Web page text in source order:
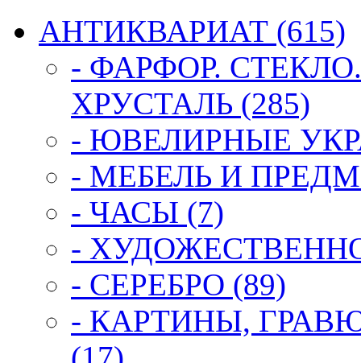
АНТИКВАРИАТ (615)
- ФАРФОР.
ХРУСТАЛЬ (285)
- ЮВЕЛИРНЫЕ
- МЕБЕЛЬ И
- ЧАСЫ (7)
-
- СЕРЕБРО (89)
- КАРТИНЫ,